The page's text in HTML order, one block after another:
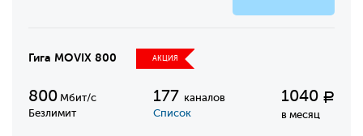
Гига MOVIX 800 АКЦИЯ
800 Мбит/с
Безлимит
177 каналов
Список
1040 Р
в месяц